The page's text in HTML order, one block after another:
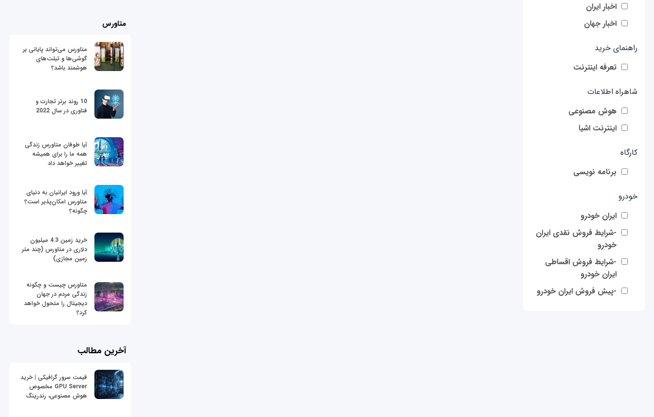
اخبار ایران
اخبار جهان
راهنمای خرید
تعرفه اینترنت
شاهراه اطلاعات
هوش مصنوعی
اینترنت اشیا
کارگاه
برنامه نویسی
خودرو
ایران خودرو
-شرایط فروش نقدی ایران
خودرو
-شرایط فروش اقساطی
ایران خودرو
-پیش فروش ایران خودرو
متاورس
متاورس می‌تواند پایانی بر
گوشی‌ها و تبلت‌های
هوشمند باشد؟
10 روند برتر تجارت و
فناوری در سال 2022
آیا طوفان متاورس زندگی
همه ما را برای همیشه
تغییر خواهد داد
آیا ورود ایرانیان به دنیای
متاورس امکان‌پذیر است؟
چگونه؟
خرید زمین 4.3 میلیون
دلاری در متاورس (چند متر
زمین مجازی)
متاورس چیست و چگونه
زندگی مردم در جهان
دیجیتال را متحول خواهد
کرد؟
آخرین مطالب
قیمت سرور گرافیکی | خرید
GPU Server مخصوص
هوش مصنوعی، رندرینگ